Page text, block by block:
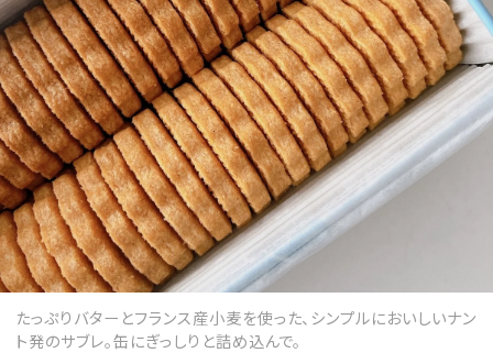
たっぷりバターとフランス産小麦を使った、シンプルにおいしいナン
ト発のサブレ。缶にぎっしりと詰め込んで。